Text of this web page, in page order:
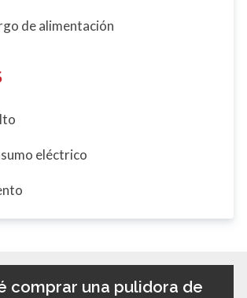
de alimentación
eléctrico
comprar una pulidora de